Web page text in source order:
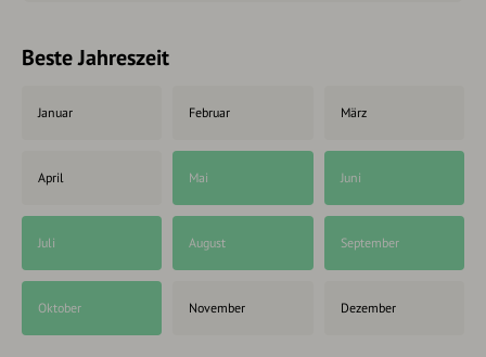
Beste Jahreszeit
Januar Februar März
April Mai Juni
Juli August September
Oktober November Dezember